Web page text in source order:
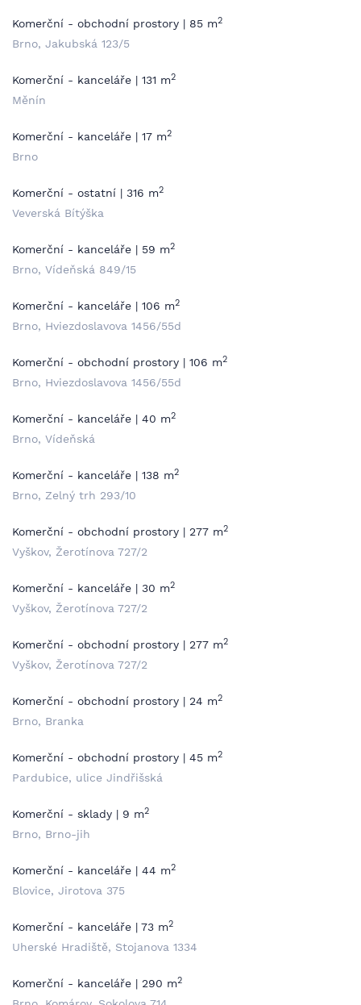
Komerční - obchodní prostory | 85 m2
Brno, Jakubská 123/5
Komerční - kanceláře | 131 m2
Měnín
Komerční - kanceláře | 17 m2
Brno
Komerční - ostatní | 316 m2
Veverská Bítýška
Komerční - kanceláře | 59 m2
Brno, Vídeňská 849/15
Komerční - kanceláře | 106 m2
Brno, Hviezdoslavova 1456/55d
Komerční - obchodní prostory | 106 m2
Brno, Hviezdoslavova 1456/55d
Komerční - kanceláře | 40 m2
Brno, Vídeňská
Komerční - kanceláře | 138 m2
Brno, Zelný trh 293/10
Komerční - obchodní prostory | 277 m2
Vyškov, Žerotínova 727/2
Komerční - kanceláře | 30 m2
Vyškov, Žerotínova 727/2
Komerční - obchodní prostory | 277 m2
Vyškov, Žerotínova 727/2
Komerční - obchodní prostory | 24 m2
Brno, Branka
Komerční - obchodní prostory | 45 m2
Pardubice, ulice Jindřišská
Komerční - sklady | 9 m2
Brno, Brno-jih
Komerční - kanceláře | 44 m2
Blovice, Jirotova 375
Komerční - kanceláře | 73 m2
Uherské Hradiště, Stojanova 1334
Komerční - kanceláře | 290 m2